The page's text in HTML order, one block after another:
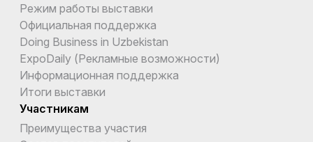
Режим работы выставки
Официальная поддержка
Doing Business in Uzbekistan
ExpoDaily (Рекламные возможности)
Информационная поддержка
Итоги выставки
Участникам
Преимущества участия